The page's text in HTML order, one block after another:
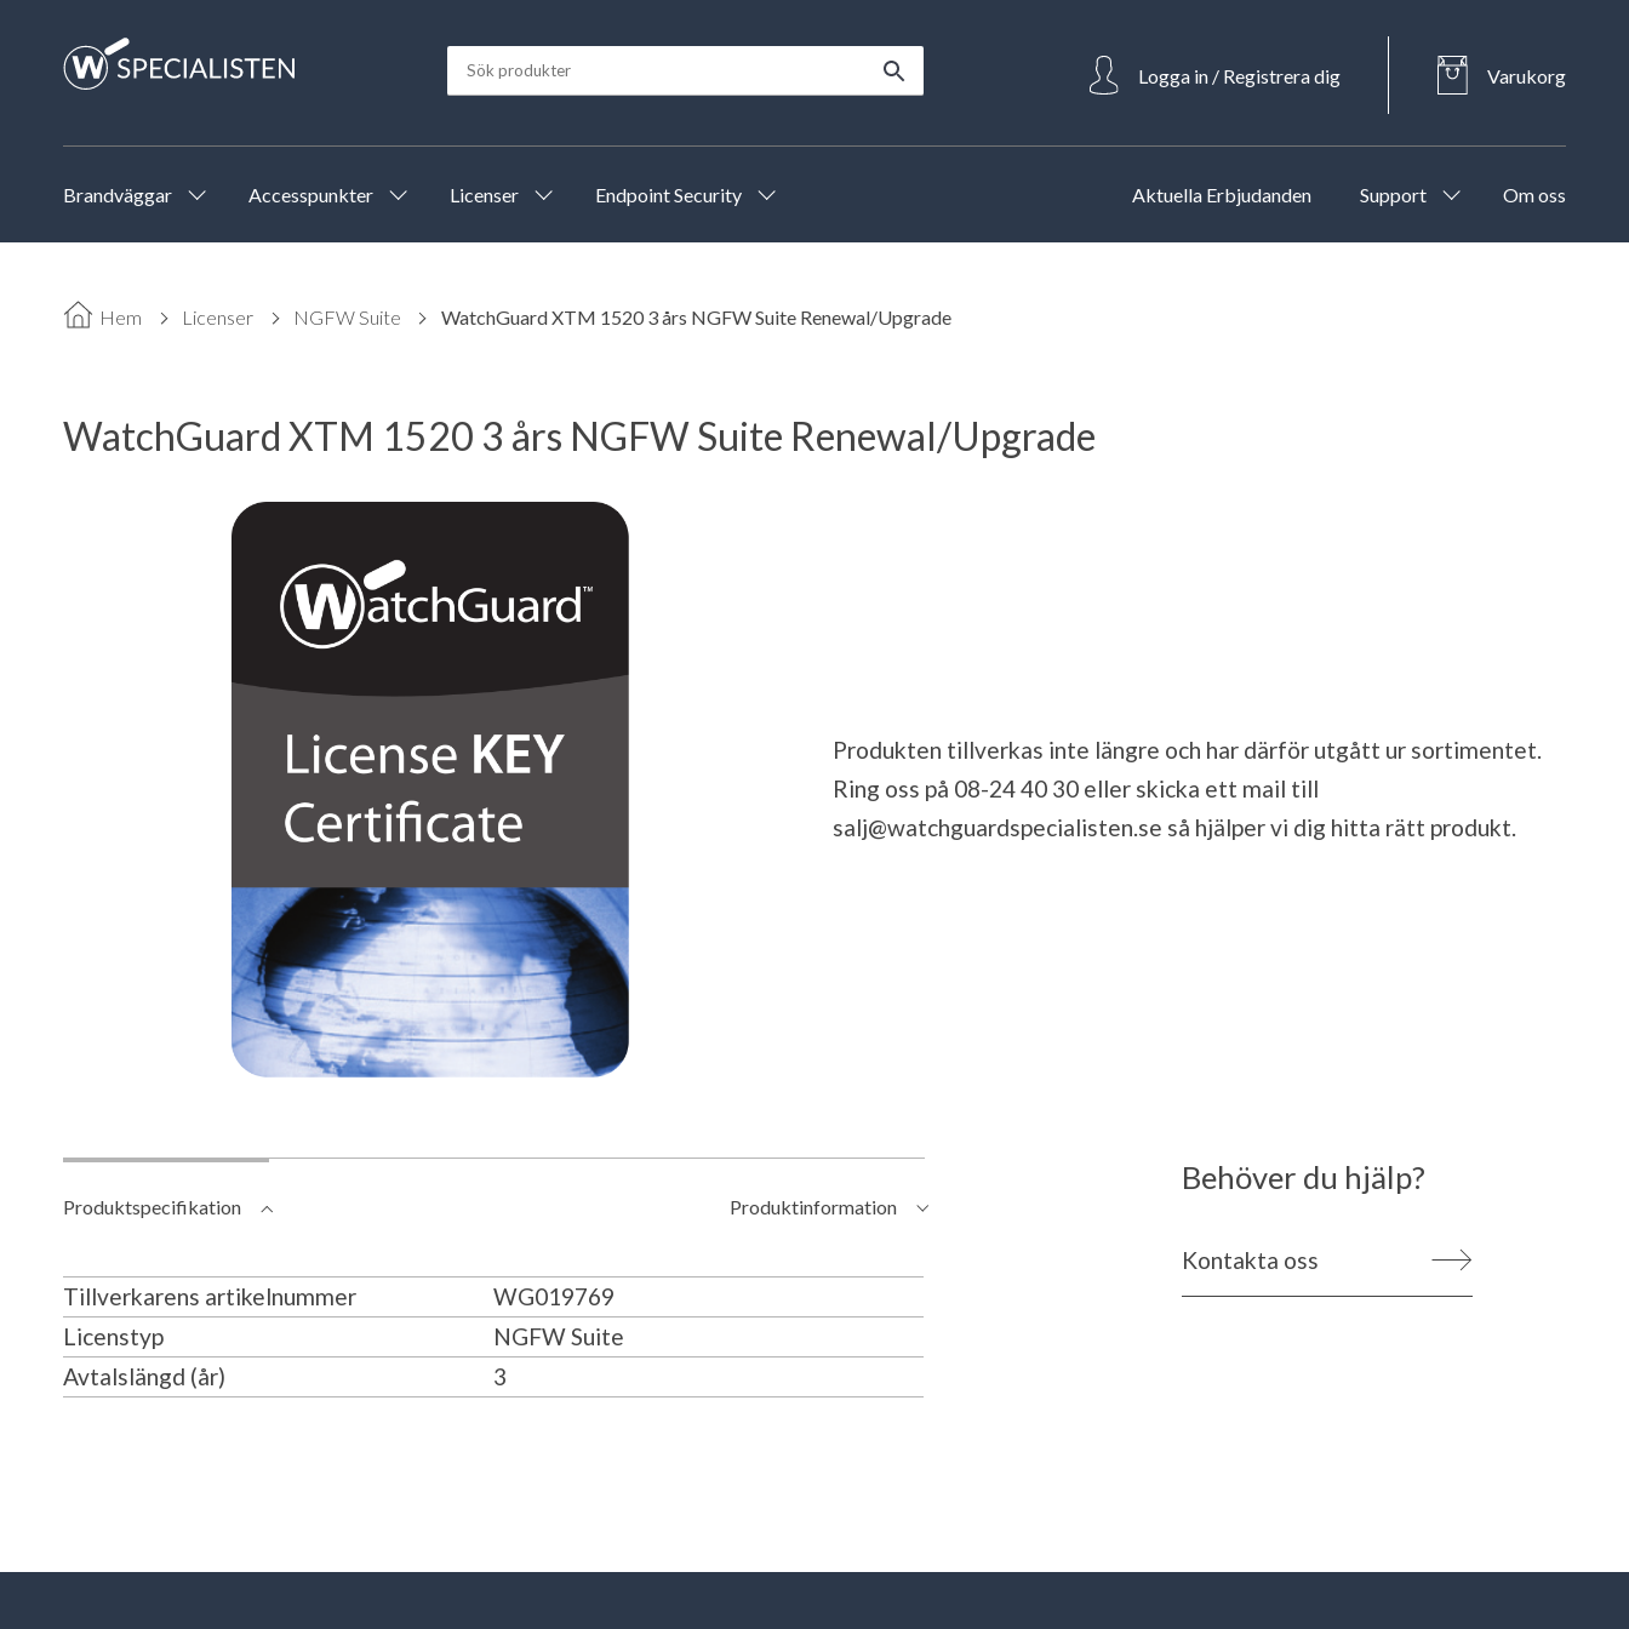
Logga in / Registrera dig Varukorg
Brandväggar Accesspunkter Licenser Endpoint Security Aktuella Erbjudanden Support Om oss
Hem Licenser NGFW Suite WatchGuard XTM 1520 3 års NGFW Suite Renewal/Upgrade
WatchGuard XTM 1520 3 års NGFW Suite Renewal/Upgrade
Produkten tillverkas inte längre och har därför utgått ur sortimentet.
Ring oss på 08-24 40 30 eller skicka ett mail till
salj@watchguardspecialisten.se så hjälper vi dig hitta rätt produkt.
Produktspecifikation Produktinformation
Tillverkarens artikelnummer
WG019769
Licenstyp
NGFW Suite
Avtalslängd (år)
3
Behöver du hjälp?
Kontakta oss